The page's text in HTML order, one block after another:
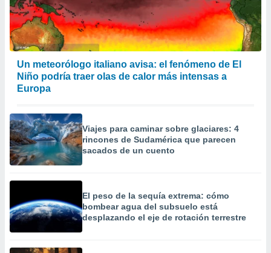
Un meteorólogo italiano avisa: el fenómeno de El
Niño podría traer olas de calor más intensas a
Europa
Viajes para caminar sobre glaciares: 4
rincones de Sudamérica que parecen
sacados de un cuento
El peso de la sequía extrema: cómo
bombear agua del subsuelo está
desplazando el eje de rotación terrestre